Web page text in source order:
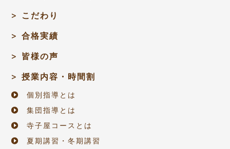
こだわり
合格実績
皆様の声
授業内容・時間割
個別指導とは
集団指導とは
寺子屋コースとは
夏期講習・冬期講習